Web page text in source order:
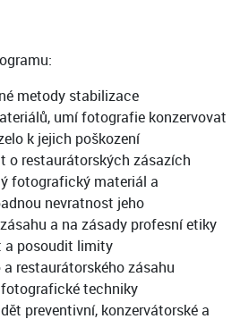
metody stabilizace
umí fotografie konzervovat
k jejich poškození
o restaurátorských zásazích
fotografický materiál a
nevratnost jeho
a na zásady profesní etiky
a posoudit limity
restaurátorského zásahu
techniky
preventivní, konzervátorské a